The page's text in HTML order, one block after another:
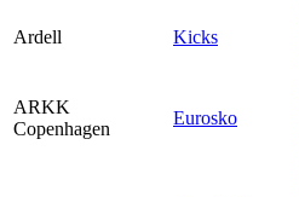
Ardell Kicks
ARKK
Copenhagen
Eurosko